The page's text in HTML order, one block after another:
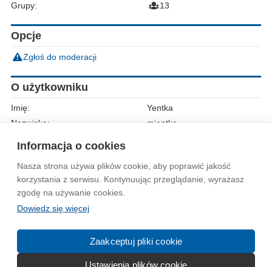
Informacja o cookies
Nasza strona używa plików cookie, aby poprawić jakość
korzystania z serwisu. Kontynuując przeglądanie, wyrażasz
zgodę na używanie cookies.
Dowiedz się więcej
Zaakceptuj pliki cookie
Ustawienia plików cookie
Grupy:
13
Opcje
Zgłoś do moderacji
O użytkowniku
Imię:
Yentka
Nazwisko:
mientka
Wytyczne dla społeczności Regulamin Prywatność
Reklama Kontakt